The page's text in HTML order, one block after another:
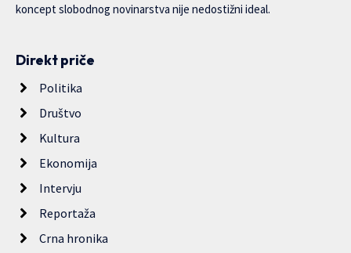
koncept slobodnog novinarstva nije nedostižni ideal.
Direkt priče
Politika
Društvo
Kultura
Ekonomija
Intervju
Reportaža
Crna hronika